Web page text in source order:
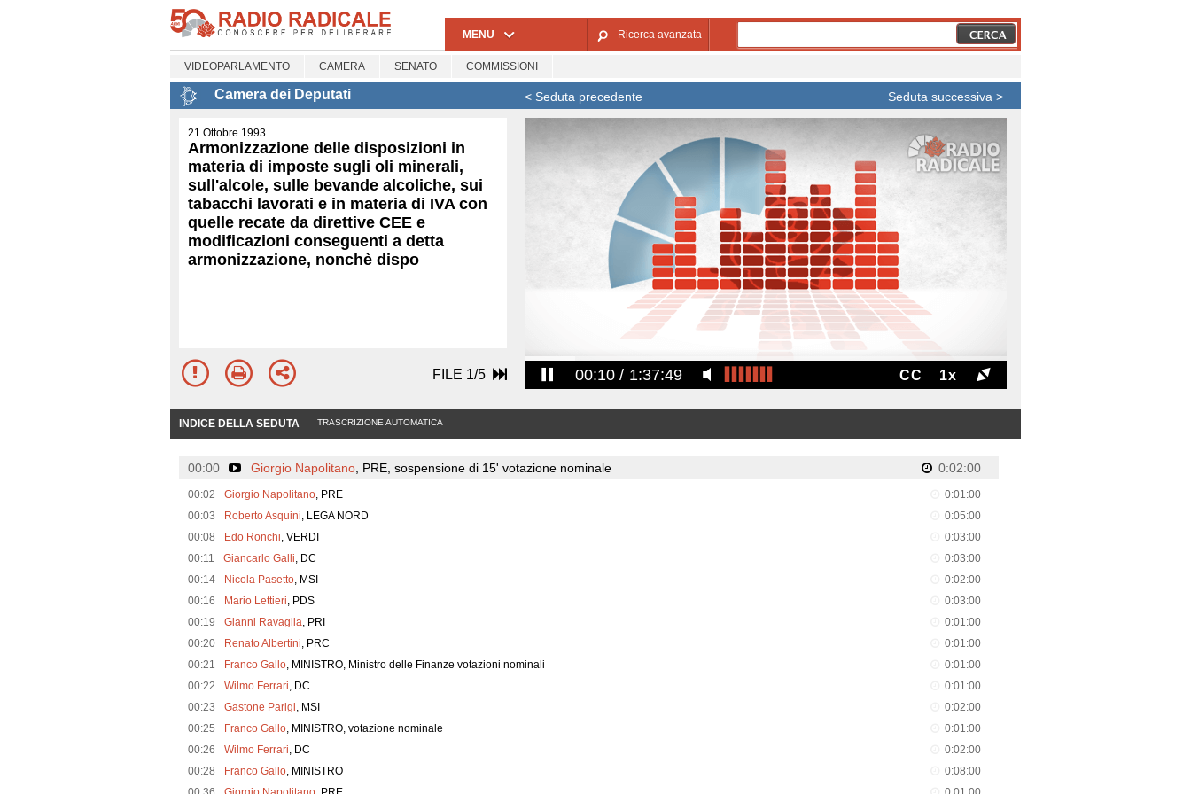
MENU Ricerca avanzata
VIDEOPARLAMENTO CAMERA SENATO COMMISSIONI
Camera dei Deputati < Seduta precedente Seduta successiva >
21 Ottobre 1993
Armonizzazione delle disposizioni in
materia di imposte sugli oli minerali,
sull'alcole, sulle bevande alcoliche, sui
tabacchi lavorati e in materia di IVA con
quelle recate da direttive CEE e
modificazioni conseguenti a detta
armonizzazione, nonchè dispo
FILE 1/5 00:11 1:37:49 CC 1x
INDICE DELLA SEDUTA TRASCRIZIONE AUTOMATICA
0:02:00
00:00 Giorgio Napolitano, PRE, sospensione di 15' votazione nominale
0:01:00
00:02 Giorgio Napolitano, PRE
0:05:00
00:03 Roberto Asquini, LEGA NORD
0:03:00
00:08 Edo Ronchi, VERDI
0:03:00
00:11 Giancarlo Galli, DC
0:02:00
00:14 Nicola Pasetto, MSI
0:03:00
00:16 Mario Lettieri, PDS
0:01:00
00:19 Gianni Ravaglia, PRI
0:01:00
00:20 Renato Albertini, PRC
0:01:00
00:21 Franco Gallo, MINISTRO, Ministro delle Finanze votazioni nominali
0:01:00
00:22 Wilmo Ferrari, DC
0:02:00
00:23 Gastone Parigi, MSI
0:01:00
00:25 Franco Gallo, MINISTRO, votazione nominale
0:02:00
00:26 Wilmo Ferrari, DC
0:08:00
00:28 Franco Gallo, MINISTRO